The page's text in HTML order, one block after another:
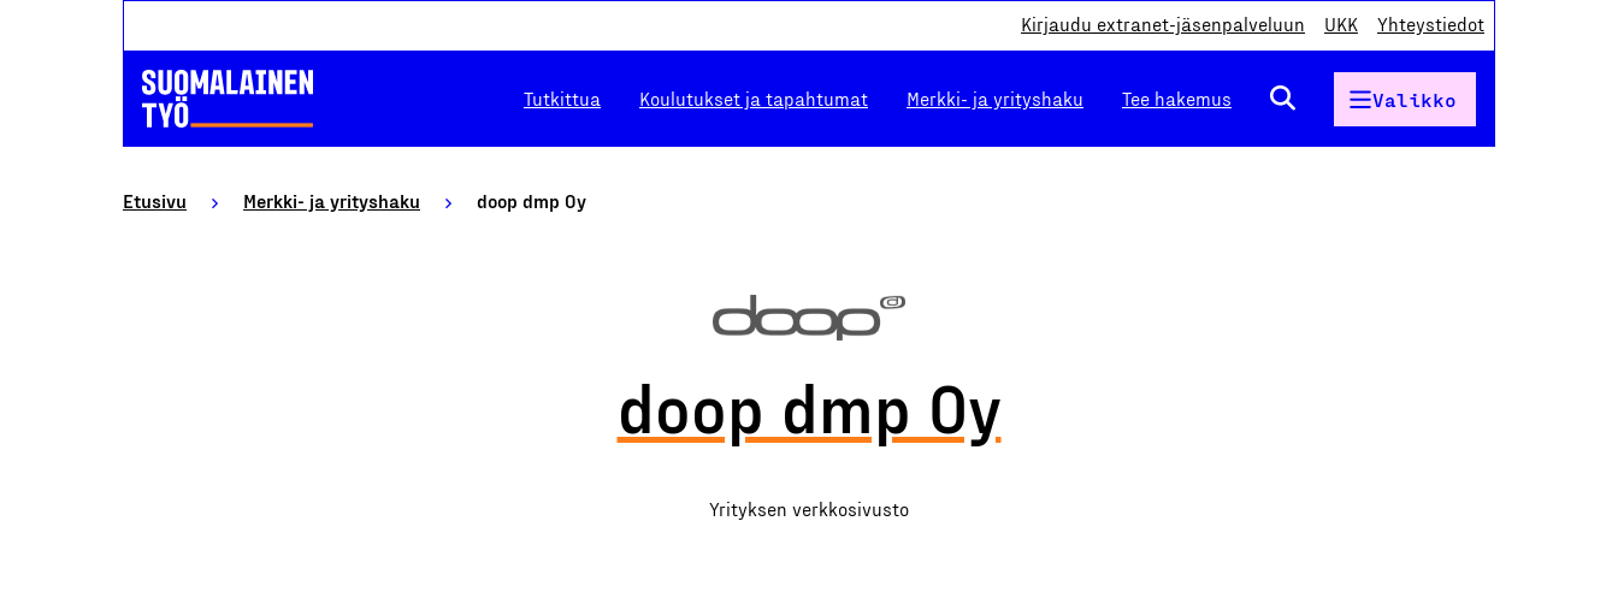
Kirjaudu extranet-jäsenpalveluun UKK Yhteystiedot
Tutkittua Koulutukset ja tapahtumat Merkki- ja yrityshaku Tee hakemus Valikko
Etusivu Merkki- ja yrityshaku doop dmp Oy
doop dmp Oy
Yrityksen verkkosivusto